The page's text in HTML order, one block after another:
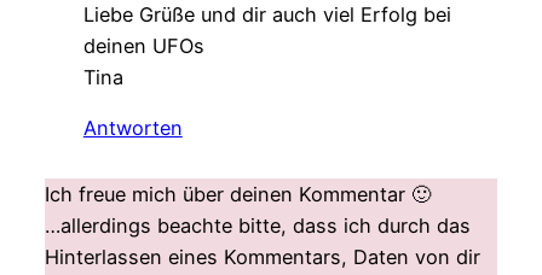
Liebe Grüße und dir auch viel Erfolg bei
deinen UFOs
Tina
Antworten
Ich freue mich über deinen Kommentar 🙂
…allerdings beachte bitte, dass ich durch das
Hinterlassen eines Kommentars, Daten von dir